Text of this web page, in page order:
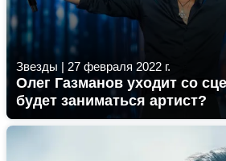
Звезды | 27 февраля 2022 г.
Олег Газманов уходит со
будет заниматься артист?